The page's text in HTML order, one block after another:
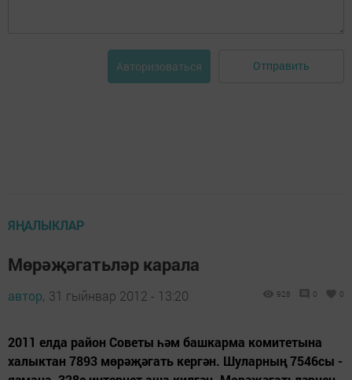
Авторизоваться Отправить
ЯҢАЛЫКЛАР
Мөрәҗәгатьләр карала
автор, 31 гыйнвар 2012 - 13:20 928 0 0
2011 елда район Советы һәм башкарма комитетына
халыктан 7893 мөрәҗәгать кергән. Шуларның 7546сы -